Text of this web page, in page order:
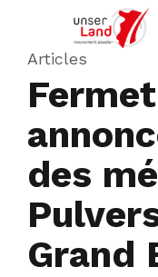
Articles
des
Grand